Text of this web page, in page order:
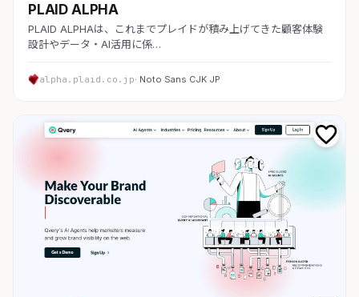
PLAID ALPHA
PLAID ALPHAは、これまでプレイドが積み上げてきた顧客体験
設計やデータ・AI活用に係…
alpha.plaid.co.jp· Noto Sans CJK JP